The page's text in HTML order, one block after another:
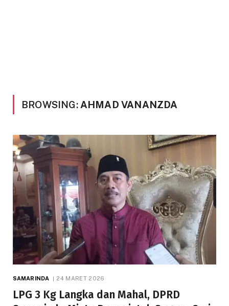
BROWSING: AHMAD VANANZDA
SAMARINDA 24 MARET 2026
LPG 3 Kg Langka dan Mahal, DPRD